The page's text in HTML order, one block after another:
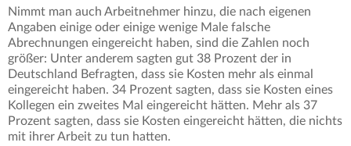
Nimmt man auch Arbeitnehmer hinzu, die nach eigenen
Angaben einige oder einige wenige Male falsche
Abrechnungen eingereicht haben, sind die Zahlen noch
größer: Unter anderem sagten gut 38 Prozent der in
Deutschland Befragten, dass sie Kosten mehr als einmal
eingereicht haben. 34 Prozent sagten, dass sie Kosten eines
Kollegen ein zweites Mal eingereicht hätten. Mehr als 37
Prozent sagten, dass sie Kosten eingereicht hätten, die nichts
mit ihrer Arbeit zu tun hatten.